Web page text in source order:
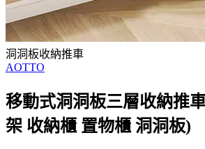
洞洞板收納推車
AOTTO
移動式洞洞板三層收納推
架 收納櫃 置物櫃 洞洞板)